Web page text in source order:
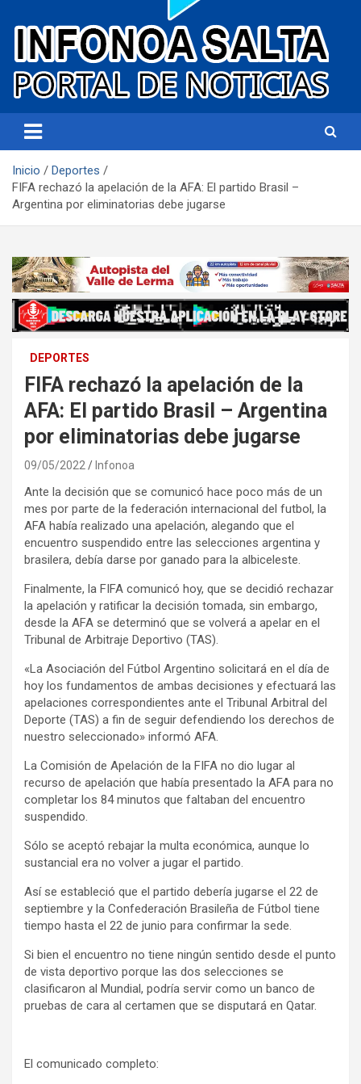
Infonoa Salta
Inicio
Deportes
FIFA rechazó la apelación de la AFA: El partido Brasil –
Argentina por eliminatorias debe jugarse
DEPORTES
FIFA rechazó la apelación de la
AFA: El partido Brasil – Argentina
por eliminatorias debe jugarse
09/05/2022 Infonoa
Ante la decisión que se comunicó hace poco más de un
mes por parte de la federación internacional del futbol, la
AFA había realizado una apelación, alegando que el
encuentro suspendido entre las selecciones argentina y
brasilera, debía darse por ganado para la albiceleste.
Finalmente, la FIFA comunicó hoy, que se decidió rechazar
la apelación y ratificar la decisión tomada, sin embargo,
desde la AFA se determinó que se volverá a apelar en el
Tribunal de Arbitraje Deportivo (TAS).
«La Asociación del Fútbol Argentino solicitará en el día de
hoy los fundamentos de ambas decisiones y efectuará las
apelaciones correspondientes ante el Tribunal Arbitral del
Deporte (TAS) a fin de seguir defendiendo los derechos de
nuestro seleccionado» informó AFA.
La Comisión de Apelación de la FIFA no dio lugar al
recurso de apelación que había presentado la AFA para no
completar los 84 minutos que faltaban del encuentro
suspendido.
Sólo se aceptó rebajar la multa económica, aunque lo
sustancial era no volver a jugar el partido.
Así se estableció que el partido debería jugarse el 22 de
septiembre y la Confederación Brasileña de Fútbol tiene
tiempo hasta el 22 de junio para confirmar la sede.
Si bien el encuentro no tiene ningún sentido desde el punto
de vista deportivo porque las dos selecciones se
clasificaron al Mundial, podría servir como un banco de
pruebas de cara al certamen que se disputará en Qatar.
El comunicado completo: